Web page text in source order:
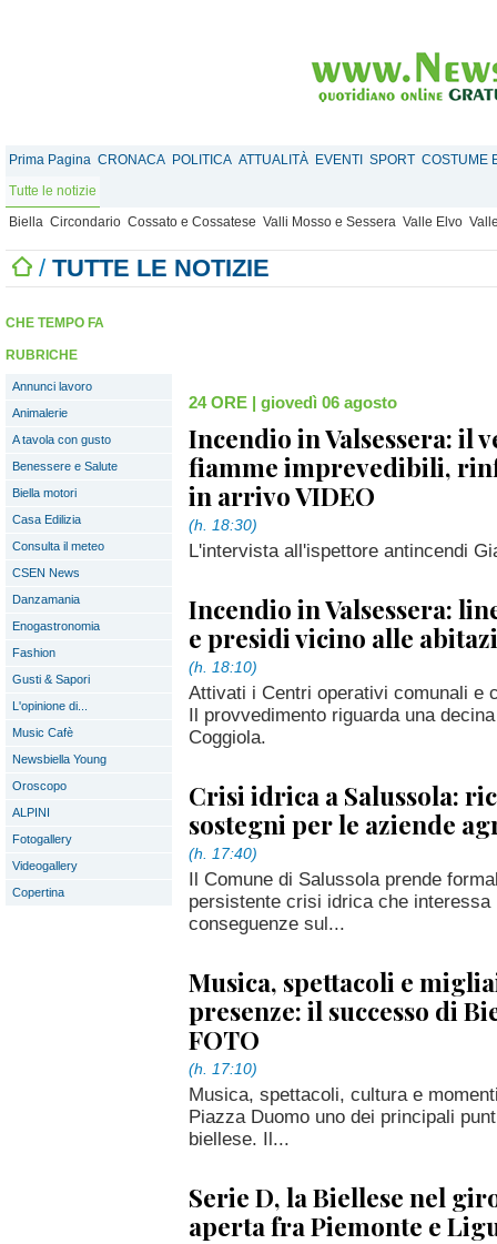
Prima Pagina CRONACA POLITICA ATTUALITÀ EVENTI SPORT COSTUME
Tutte le notizie
Biella Circondario Cossato e Cossatese Valli Mosso e Sessera Valle Elvo
/ TUTTE LE NOTIZIE
CHE TEMPO FA
RUBRICHE
Annunci lavoro
Animalerie
A tavola con gusto
Benessere e Salute
Biella motori
Casa Edilizia
Consulta il meteo
CSEN News
Danzamania
Enogastronomia
Fashion
Gusti & Sapori
L'opinione di...
Music Cafè
Newsbiella Young
Oroscopo
ALPINI
Fotogallery
Videogallery
Copertina
24 ORE | giovedì 06 agosto
Incendio in Valsessera: il
fiamme imprevedibili,
in arrivo VIDEO
(h. 18:30)
L'intervista all'ispettore antincendi
Incendio in Valsessera:
e presidi vicino alle
(h. 18:10)
Attivati i Centri operativi comunali e
Il provvedimento riguarda una
Coggiola.
Crisi idrica a Salussola:
sostegni per le aziende
(h. 17:40)
Il Comune di Salussola prende
persistente crisi idrica che
conseguenze sul...
Musica, spettacoli e
presenze: il successo di
FOTO
(h. 17:10)
Musica, spettacoli, cultura e
Piazza Duomo uno dei principali
biellese. Il...
Serie D, la Biellese nel
aperta fra Piemonte e